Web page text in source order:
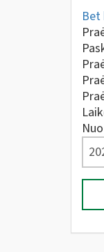
Nuo